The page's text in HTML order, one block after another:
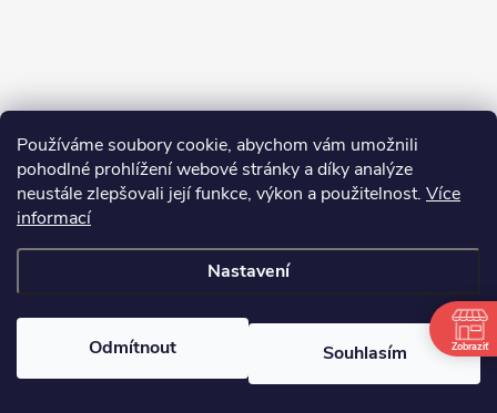
Používáme soubory cookie, abychom vám umožnili
pohodlné prohlížení webové stránky a díky analýze
neustále zlepšovali její funkce, výkon a použitelnost. Více
informací
Nastavení
Odmítnout Souhlasím
Upravit nastavení
cookies
Zobraziť